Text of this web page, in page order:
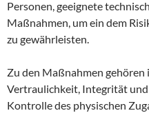
Personen, geeignete
Maßnahmen, um ein dem
zu gewährleisten.
Zu den Maßnahmen gehören
Vertraulichkeit, Integrität
Kontrolle des physischen